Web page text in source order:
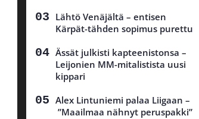
Lähtö Venäjältä – entisen
Kärpät-tähden sopimus purettu
Ässät julkisti kapteenistonsa –
Leijonien MM-mitalistista uusi
kippari
Alex Lintuniemi palaa Liigaan –
”Maailmaa nähnyt peruspakki”